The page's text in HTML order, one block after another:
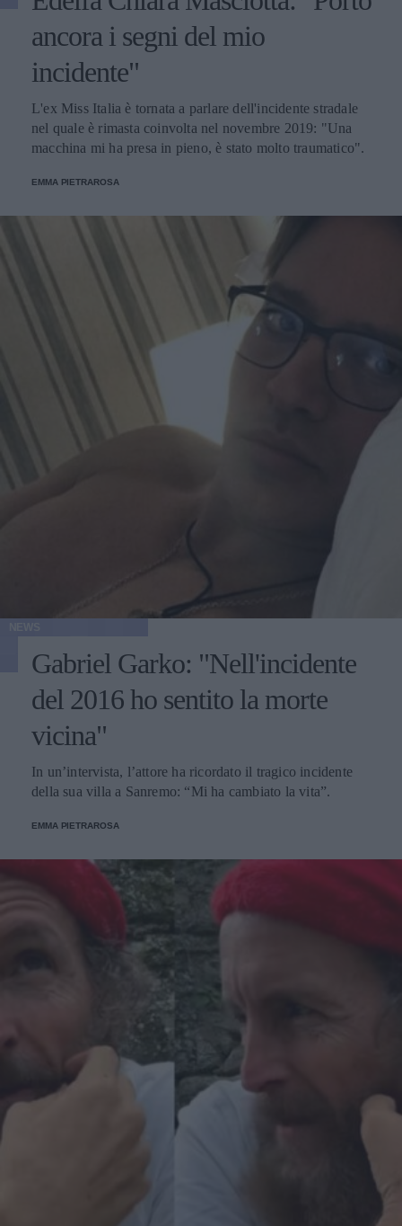
ancora i segni del mio
incidente"
L'ex Miss Italia è tornata a parlare dell'incidente stradale
nel quale è rimasta coinvolta nel novembre 2019: "Una
macchina mi ha presa in pieno, è stato molto traumatico".
EMMA PIETRAROSA
Gabriel Garko: "Nell'incidente
del 2016 ho sentito la morte
vicina"
In un’intervista, l’attore ha ricordato il tragico incidente
della sua villa a Sanremo: “Mi ha cambiato la vita”.
EMMA PIETRAROSA